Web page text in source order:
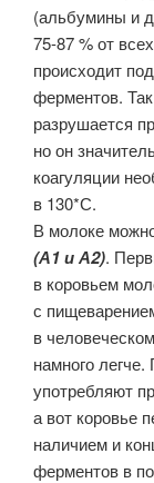
(альбумины и
75-87 % от
происходит
ферментов.
разрушается
но он
коагуляции
в 130*С.
В молоке
(А1 и А2).
в коровьем
с
в
намного
употребляют
а вот коровье
наличием и
ферментов в